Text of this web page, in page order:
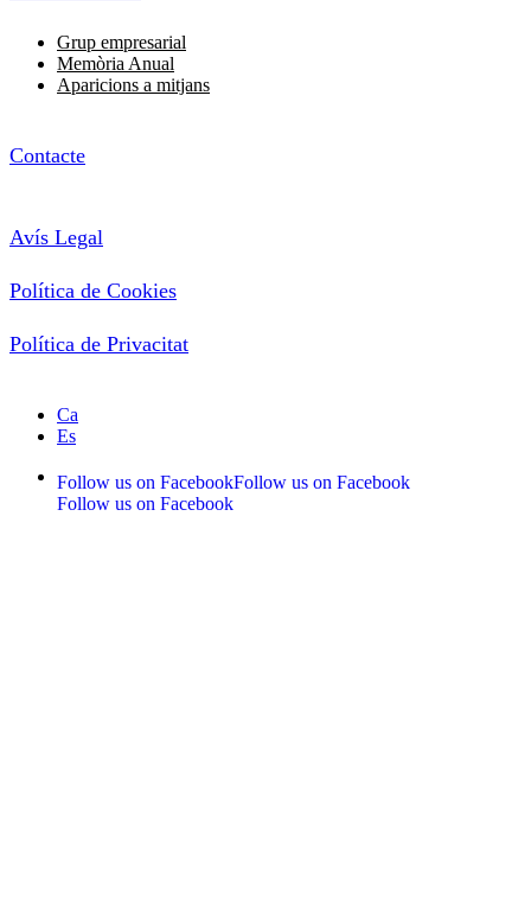
Grup empresarial
Memòria Anual
Aparicions a mitjans
Contacte
Avís Legal
Política de Cookies
Política de Privacitat
Ca
Es
Follow us on FacebookFollow us on Facebook
Follow us on Facebook